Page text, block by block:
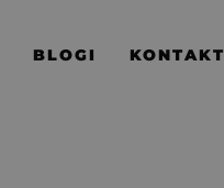
BLOGI KONTAKT